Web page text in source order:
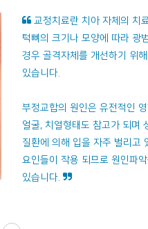
교정치료란 치아 자체의 치
턱뼈의 크기나 모양에 따라 광
경우 골격자체를 개선하기 위
있습니다.
부정교합의 원인은 유전적인
얼굴, 치열형태도 참고가 되며
질환에 의해 입을 자주 벌리고
요인들이 작용 되므로 원인파
있습니다.